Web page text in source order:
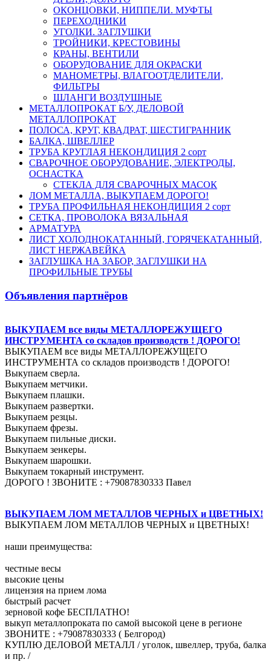
ОКОНЦОВКИ, НИППЕЛИ. МУФТЫ
ПЕРЕХОДНИКИ
УГОЛКИ. ЗАГЛУШКИ
ТРОЙНИКИ, КРЕСТОВИНЫ
КРАНЫ, ВЕНТИЛИ
ОБОРУДОВАНИЕ ДЛЯ ОКРАСКИ
МАНОМЕТРЫ, ВЛАГООТДЕЛИТЕЛИ,
ФИЛЬТРЫ
ШЛАНГИ ВОЗДУШНЫЕ
МЕТАЛЛОПРОКАТ Б/У, ДЕЛОВОЙ
МЕТАЛЛОПРОКАТ
ПОЛОСА, КРУГ, КВАДРАТ, ШЕСТИГРАННИК
БАЛКА, ШВЕЛЛЕР
ТРУБА КРУГЛАЯ НЕКОНДИЦИЯ 2 сорт
СВАРОЧНОЕ ОБОРУДОВАНИЕ, ЭЛЕКТРОДЫ,
ОСНАСТКА
СТЕКЛА ДЛЯ СВАРОЧНЫХ МАСОК
ЛОМ МЕТАЛЛА, ВЫКУПАЕМ ДОРОГО!
ТРУБА ПРОФИЛЬНАЯ НЕКОНДИЦИЯ 2 сорт
СЕТКА, ПРОВОЛОКА ВЯЗАЛЬНАЯ
АРМАТУРА
ЛИСТ ХОЛОДНОКАТАННЫЙ, ГОРЯЧЕКАТАННЫЙ,
ЛИСТ НЕРЖАВЕЙКА
ЗАГЛУШКА НА ЗАБОР, ЗАГЛУШКИ НА
ПРОФИЛЬНЫЕ ТРУБЫ
Объявления партнёров
ВЫКУПАЕМ все виды МЕТАЛЛОРЕЖУЩЕГО
ИНСТРУМЕНТА со складов производств ! ДОРОГО!
ВЫКУПАЕМ все виды МЕТАЛЛОРЕЖУЩЕГО
ИНСТРУМЕНТА со складов производств ! ДОРОГО!
Выкупаем сверла.
Выкупаем метчики.
Выкупаем плашки.
Выкупаем развертки.
Выкупаем резцы.
Выкупаем фрезы.
Выкупаем пильные диски.
Выкупаем зенкеры.
Выкупаем шарошки.
Выкупаем токарный инструмент.
ДОРОГО ! ЗВОНИТЕ : +79087830333 Павел
ВЫКУПАЕМ ЛОМ МЕТАЛЛОВ ЧЕРНЫХ и ЦВЕТНЫХ!
ВЫКУПАЕМ ЛОМ МЕТАЛЛОВ ЧЕРНЫХ и ЦВЕТНЫХ!
наши преимущества:
честные весы
высокие цены
лицензия на прием лома
быстрый расчет
зерновой кофе БЕСПЛАТНО!
выкуп металлопроката по самой высокой цене в регионе
ЗВОНИТЕ : +79087830333 ( Белгород)
КУПЛЮ ДЕЛОВОЙ МЕТАЛЛ / уголок, швеллер, труба, балка
и пр. /